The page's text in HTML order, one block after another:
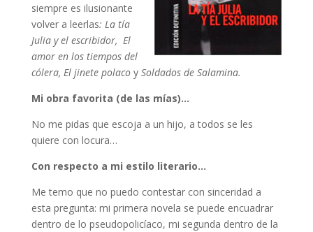
siempre es ilusionante
volver a leerlas: La tía
Julia y el escribidor, El
amor en los tiempos del
cólera, El jinete polaco y Soldados de Salamina.
Mi obra favorita (de las mías)…
No me pidas que escoja a un hijo, a todos se les
quiere con locura…
Con respecto a mi estilo literario…
Me temo que no puedo contestar con sinceridad a
esta pregunta: mi primera novela se puede encuadrar
dentro de lo pseudopolicíaco, mi segunda dentro de la